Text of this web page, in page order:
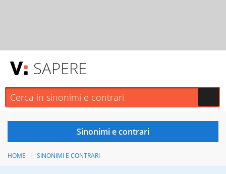
SAPERE
HOME SINONIMI E CONTRARI